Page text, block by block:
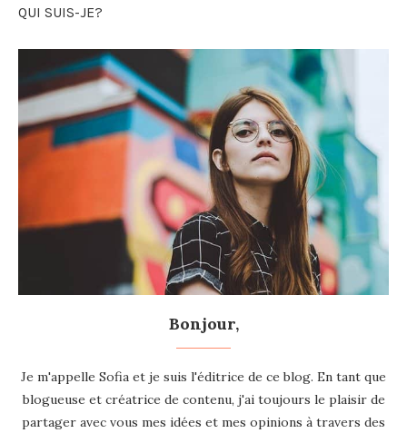
QUI SUIS-JE?
Bonjour,
Je m'appelle Sofia et je suis l'éditrice de ce blog. En tant que
blogueuse et créatrice de contenu, j'ai toujours le plaisir de
partager avec vous mes idées et mes opinions à travers des